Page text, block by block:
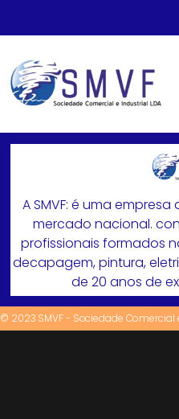
A SMVF: é uma
mercado nacional.
profissionais formados
decapagem, pintura,
de 20 anos de
© 2023 SMVF - Sociedade